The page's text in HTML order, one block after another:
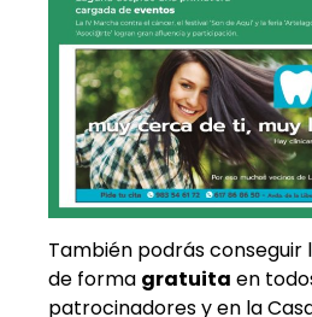
También podrás conseguir
de forma gratuita en
patrocinadores y en la